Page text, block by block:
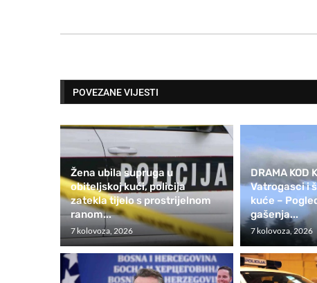
POVEZANE VIJESTI
Žena ubila supruga u
obiteljskoj kući, policija
zatekla tijelo s prostrijelnom
ranom...
7 kolovoza, 2026
DRAMA KOD
Vatrogasci i
kuće –
gašenja...
7 kolovoza, 2026